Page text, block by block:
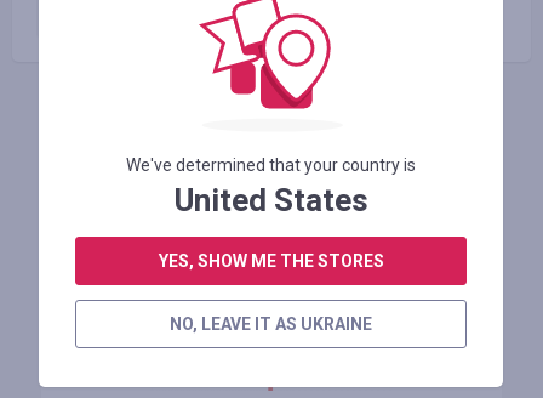
Подана заявка
Схожі магазини
We've determined that your country is
United States
YES, SHOW ME THE STORES
NO, LEAVE IT AS UKRAINE